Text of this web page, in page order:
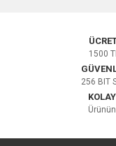
1500
256 BIT